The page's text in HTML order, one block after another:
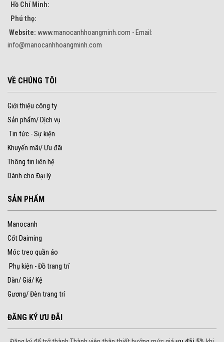
Hồ Chí Minh:
Phú thọ:
Website: www.manocanhhoangminh.com - Email:
info@manocanhhoangminh.com
VỀ CHÚNG TÔI
Giới thiệu công ty
Sản phẩm/ Dịch vụ
Tin tức - Sự kiện
Khuyến mãi/ Ưu đãi
Thông tin liên hệ
Dành cho Đại lý
SẢN PHẨM
Manocanh
Cốt Daiming
Móc treo quần áo
Phụ kiện - Đồ trang trí
Dàn/ Giá/ Kệ
Gương/ Đèn trang trí
ĐĂNG KÝ ƯU ĐÃI